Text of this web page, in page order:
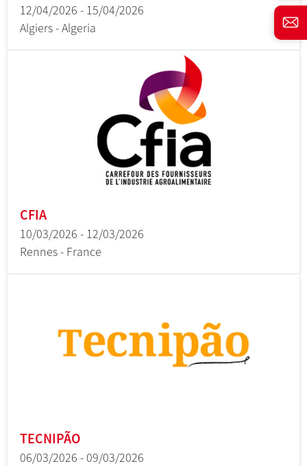
12/04/2026 - 15/04/2026
Algiers - Algeria
CFIA
10/03/2026 - 12/03/2026
Rennes - France
TECNIPÃO
06/03/2026 - 09/03/2026